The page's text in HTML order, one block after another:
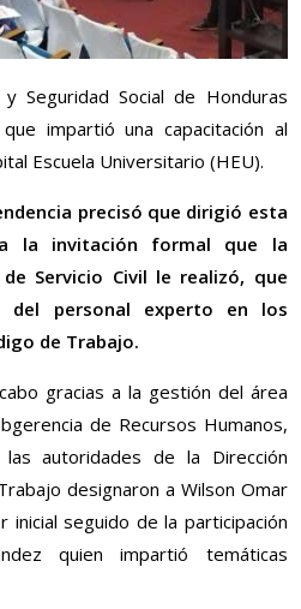
Seguridad Social de Honduras
impartió una capacitación al
Escuela Universitario (HEU).
precisó que dirigió esta
la invitación formal que la
Servicio Civil le realizó, que
del personal experto en los
de Trabajo.
gracias a la gestión del área
de Recursos Humanos,
autoridades de la Dirección
designaron a Wilson Omar
inicial seguido de la participación
quien impartió temáticas